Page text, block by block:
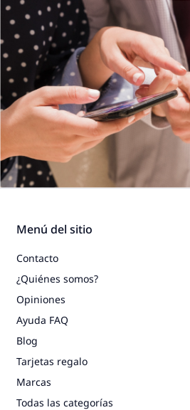
Menú del sitio
Contacto
¿Quiénes somos?
Opiniones
Ayuda FAQ
Blog
Tarjetas regalo
Marcas
Todas las categorías